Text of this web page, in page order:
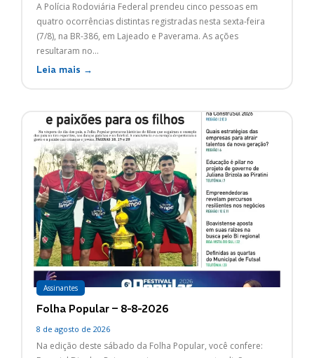
A Polícia Rodoviária Federal prendeu cinco pessoas em
quatro ocorrências distintas registradas nesta sexta-feira
(7/8), na BR-386, em Lajeado e Paverama. As ações
resultaram no...
Leia mais →
Assinantes
Folha Popular – 8-8-2026
8 de agosto de 2026
Na edição deste sábado da Folha Popular, você confere: